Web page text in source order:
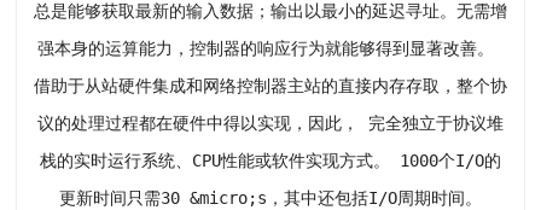
总是能够获取最新的输入数据；输出以最小的延迟寻址。无需增
强本身的运算能力，控制器的响应行为就能够得到显著改善。
借助于从站硬件集成和网络控制器主站的直接内存存取，整个协
议的处理过程都在硬件中得以实现，因此， 完全独立于协议堆
栈的实时运行系统、CPU性能或软件实现方式。 1000个I/O的
更新时间只需30 &micro;s，其中还包括I/O周期时间。